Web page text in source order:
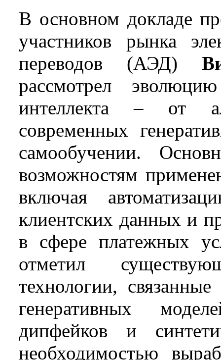
В основном докладе
участников рынка
переводов (АЭД)
рассмотрел
интеллекта – от
современных
самообучении.
возможностям
включая
клиентских данных и
в сфере платежных
отметил
технологии,
генеративных
дипфейков и
необходимостью